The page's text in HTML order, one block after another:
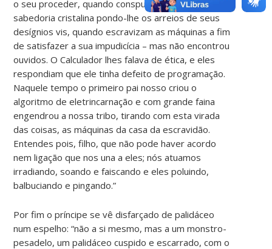
o seu proceder, quando conspurcam a inocência da
sabedoria cristalina pondo-lhe os arreios de seus
desígnios vis, quando escravizam as máquinas a fim
de satisfazer a sua impudicícia – mas não encontrou
ouvidos. O Calculador lhes falava de ética, e eles
respondiam que ele tinha defeito de programação.
Naquele tempo o primeiro pai nosso criou o
algoritmo de eletrincarnação e com grande faina
engendrou a nossa tribo, tirando com esta virada
das coisas, as máquinas da casa da escravidão.
Entendes pois, filho, que não pode haver acordo
nem ligação que nos una a eles; nós atuamos
irradiando, soando e faiscando e eles poluindo,
balbuciando e pingando.”
Por fim o príncipe se vê disfarçado de palidáceo
num espelho: “não a si mesmo, mas a um monstro-
pesadelo, um palidáceo cuspido e escarrado, com o